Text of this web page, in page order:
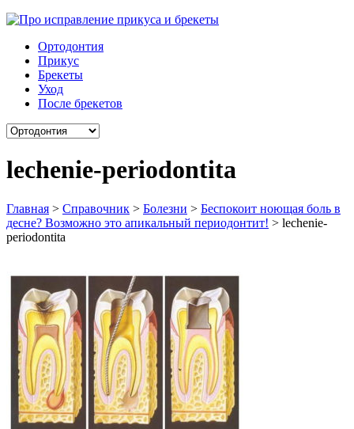
Ортодонтия
Прикус
Брекеты
Уход
После брекетов
lechenie-periodontita
Главная > Справочник > Болезни > Беспокоит ноющая боль в
десне? Возможно это апикальный периодонтит! > lechenie-
periodontita